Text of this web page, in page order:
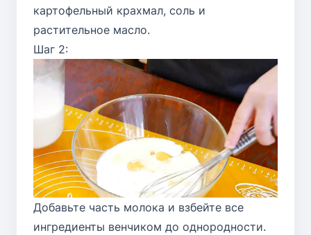
картофельный крахмал, соль и
растительное масло.
Шаг 2:
Добавьте часть молока и взбейте все
ингредиенты венчиком до однородности.